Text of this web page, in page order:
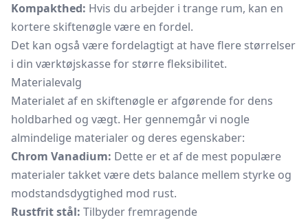
Kompakthed: Hvis du arbejder i trange rum, kan en
kortere skiftenøgle være en fordel.
Det kan også være fordelagtigt at have flere størrelser
i din værktøjskasse for større fleksibilitet.
Materialevalg
Materialet af en skiftenøgle er afgørende for dens
holdbarhed og vægt. Her gennemgår vi nogle
almindelige materialer og deres egenskaber:
Chrom Vanadium: Dette er et af de mest populære
materialer takket være dets balance mellem styrke og
modstandsdygtighed mod rust.
Rustfrit stål: Tilbyder fremragende